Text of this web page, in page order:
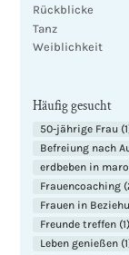
Rückblicke
Tanz
Weiblichkeit
Häufig gesucht
50-jährige Frau
Befreiung nach
erdbeben in
Frauencoaching
Frauen in
Freunde treffen (1)
Leben genießen